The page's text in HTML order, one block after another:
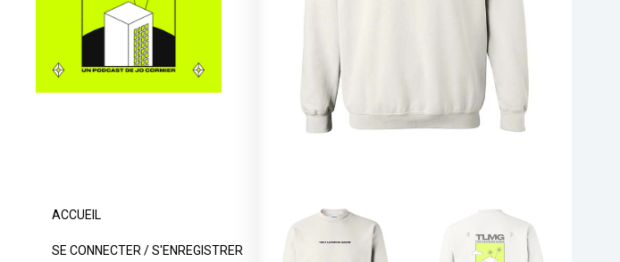
ACCUEIL
SE CONNECTER / S'ENREGISTRER